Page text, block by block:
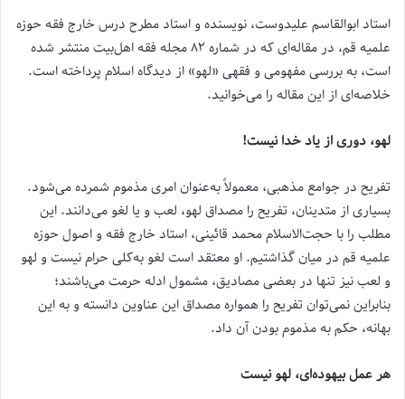
استاد ابوالقاسم علیدوست، نویسنده و استاد مطرح درس خارج فقه حوزه
علمیه قم، در مقاله‌ای که در شماره ۸۲ مجله فقه اهل‌بیت منتشر شده
است، به بررسی مفهومی و فقهی «لهو» از دیدگاه اسلام پرداخته است.
خلاصه‌ای از این مقاله را می‌خوانید.
لهو، دوری از یاد خدا نیست!
تفریح در جوامع مذهبی، معمولاً به‌عنوان امری مذموم شمرده می‌شود.
بسیاری از متدینان، تفریح را مصداق لهو، لعب و یا لغو می‌دانند. این
مطلب را با حجت‌الاسلام محمد قائینی، استاد خارج فقه و اصول حوزه
علمیه قم در میان گذاشتیم. او معتقد است لغو به‌کلی حرام نیست و لهو
و لعب نیز تنها در بعضی مصادیق، مشمول ادله حرمت می‌باشند؛
بنابراین نمی‌توان تفریح را همواره مصداق این عناوین دانسته و به این
بهانه، حکم به مذموم بودن آن داد.
هر عمل بیهوده‌ای، لهو نیست